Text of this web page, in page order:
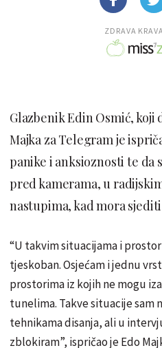
ZDRAVA
Glazbenik Edin Osmić,
Majka za Telegram je
panike i anksioznosti te da
pred kamerama, u
nastupima, kad mora
“U takvim situacijama i
tjeskoban. Osjećam i jednu
prostorima iz kojih ne mogu
tunelima. Takve situacije
tehnikama disanja, ali u
zblokiram”, ispričao je Edo